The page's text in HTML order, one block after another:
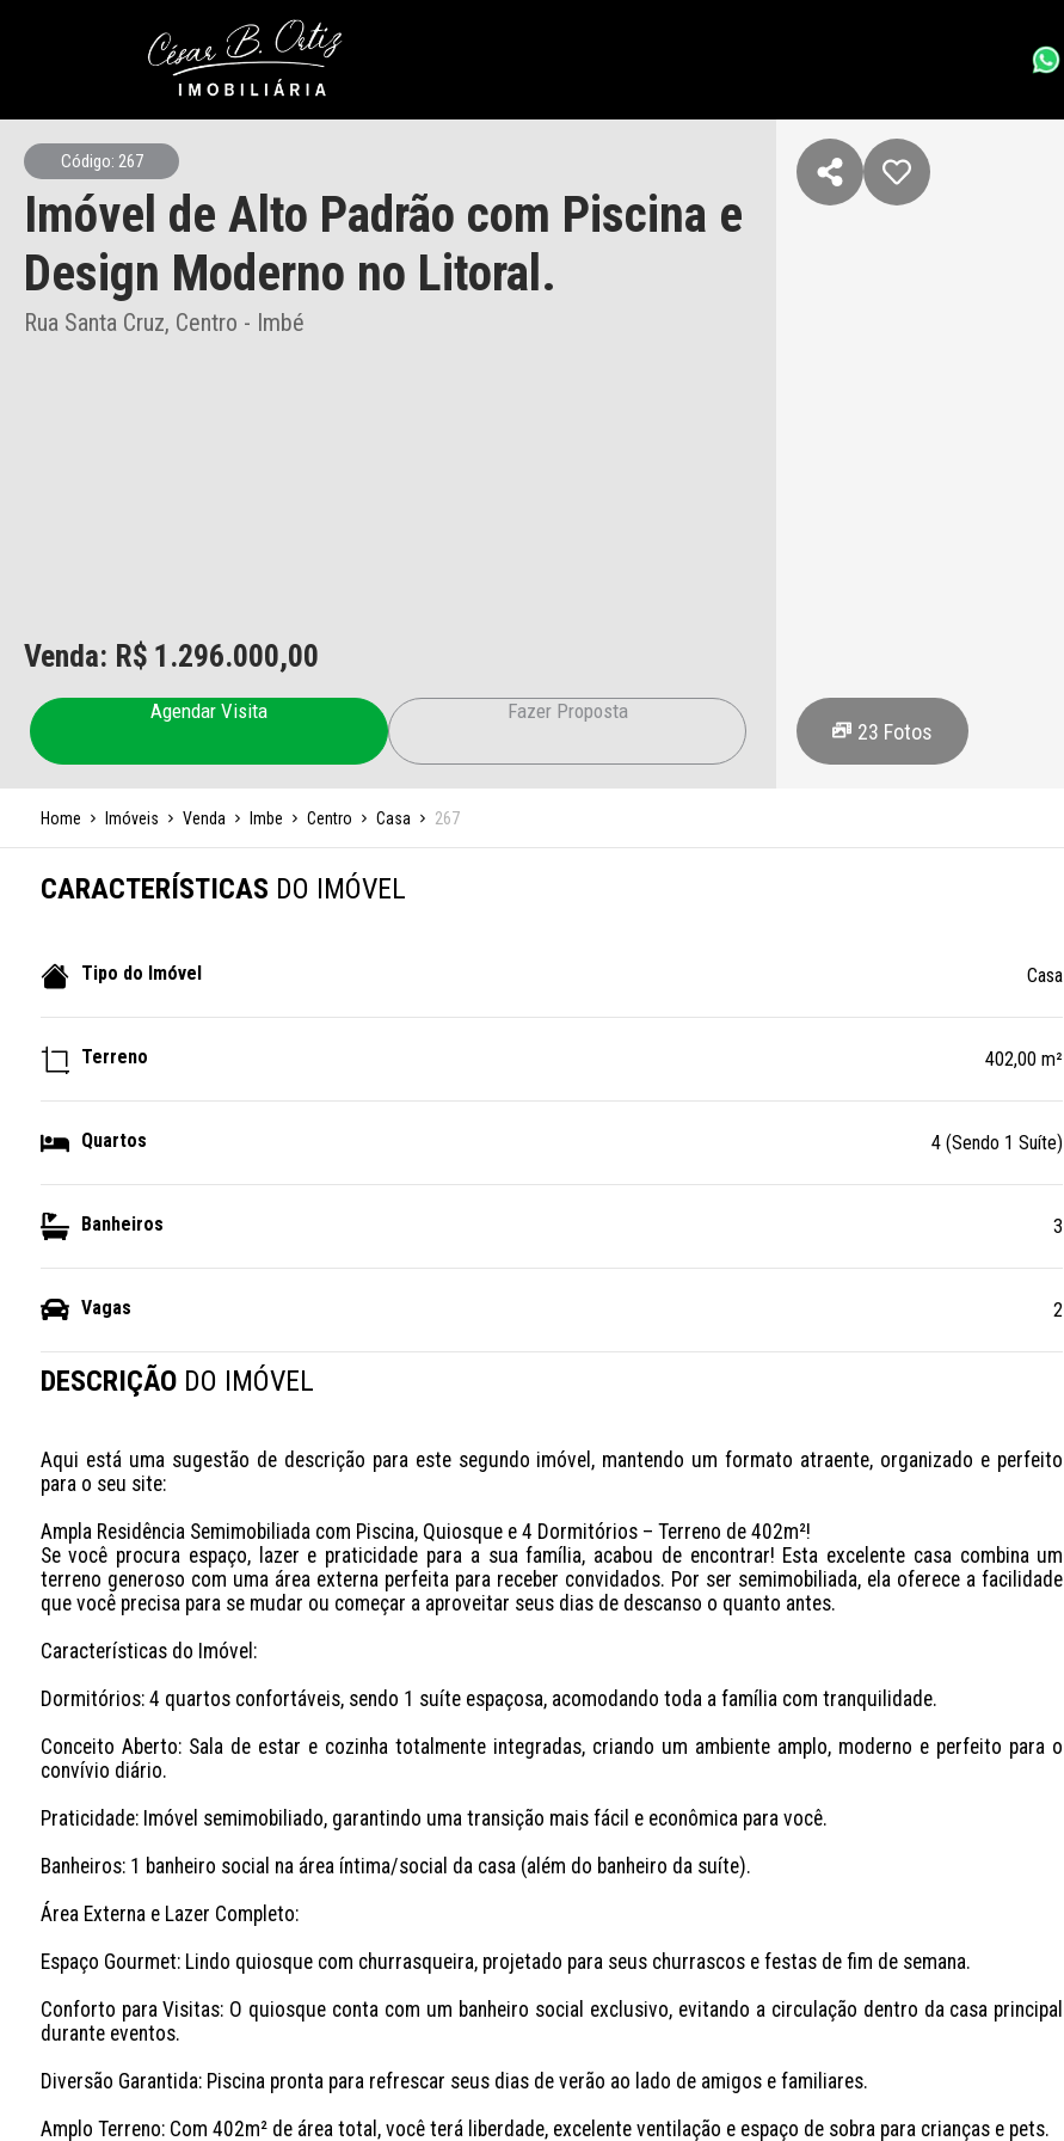
Código: 267
Imóvel de Alto Padrão com Piscina e
Design Moderno no Litoral.
Rua Santa Cruz, Centro - Imbé
Venda: R$ 1.296.000,00
Agendar Visita Fazer Proposta
23 Fotos
Home Imóveis Venda Imbe Centro Casa 267
CARACTERÍSTICAS DO IMÓVEL
Tipo do Imóvel Casa
Terreno 402,00 m²
Quartos 4 (Sendo 1 Suíte)
Banheiros 3
Vagas 2
DESCRIÇÃO DO IMÓVEL
Aqui está uma sugestão de descrição para este segundo imóvel, mantendo um formato atraente, organizado e perfeito
para o seu site:
Ampla Residência Semimobiliada com Piscina, Quiosque e 4 Dormitórios – Terreno de 402m²!
Se você procura espaço, lazer e praticidade para a sua família, acabou de encontrar! Esta excelente casa combina um
terreno generoso com uma área externa perfeita para receber convidados. Por ser semimobiliada, ela oferece a facilidade
que você precisa para se mudar ou começar a aproveitar seus dias de descanso o quanto antes.
Características do Imóvel:
Dormitórios: 4 quartos confortáveis, sendo 1 suíte espaçosa, acomodando toda a família com tranquilidade.
Conceito Aberto: Sala de estar e cozinha totalmente integradas, criando um ambiente amplo, moderno e perfeito para o
convívio diário.
Praticidade: Imóvel semimobiliado, garantindo uma transição mais fácil e econômica para você.
Banheiros: 1 banheiro social na área íntima/social da casa (além do banheiro da suíte).
Área Externa e Lazer Completo:
Espaço Gourmet: Lindo quiosque com churrasqueira, projetado para seus churrascos e festas de fim de semana.
Conforto para Visitas: O quiosque conta com um banheiro social exclusivo, evitando a circulação dentro da casa principal
durante eventos.
Diversão Garantida: Piscina pronta para refrescar seus dias de verão ao lado de amigos e familiares.
Amplo Terreno: Com 402m² de área total, você terá liberdade, excelente ventilação e espaço de sobra para crianças e pets.